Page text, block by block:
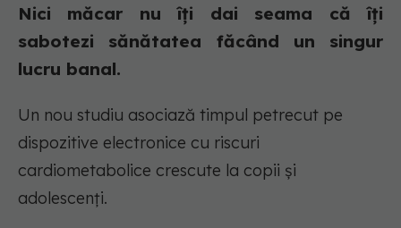
Nici măcar nu îți dai seama că îți
sabotezi sănătatea făcând un singur
lucru banal.
Un nou studiu asociază timpul petrecut pe
dispozitive electronice cu riscuri
cardiometabolice crescute la copii și
adolescenți.